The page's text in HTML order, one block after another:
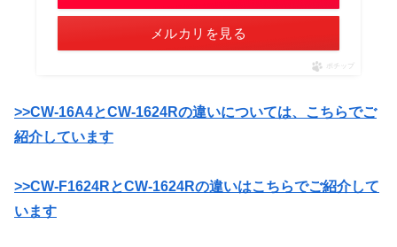
メルカリを見る
ポチップ
>>CW-16A4とCW-1624Rの違いについては、こちらでご
紹介しています
>>CW-F1624RとCW-1624Rの違いはこちらでご紹介して
います